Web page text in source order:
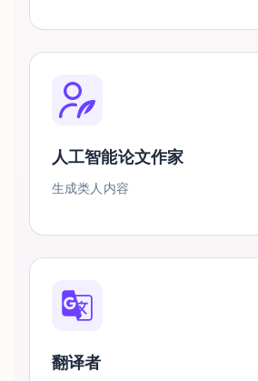
人工智能论文作家
生成类人内容
翻译者